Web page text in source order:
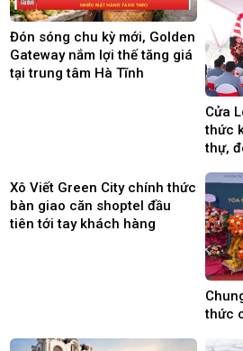
Đón sóng chu kỳ mới, Golden
Gateway nắm lợi thế tăng giá
tại trung tâm Hà Tĩnh
Cửa
thức
thự,
Xô Viết Green City chính thức
bàn giao căn shoptel đầu
tiên tới tay khách hàng
thức